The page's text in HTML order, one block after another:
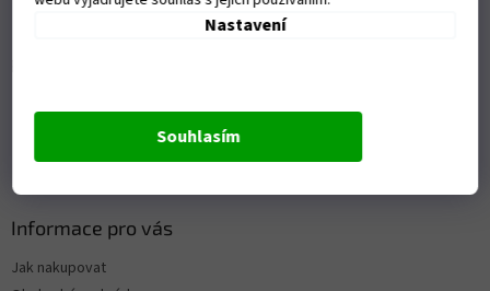
Nastavení
Souhlasím
Informace pro vás
Jak nakupovat